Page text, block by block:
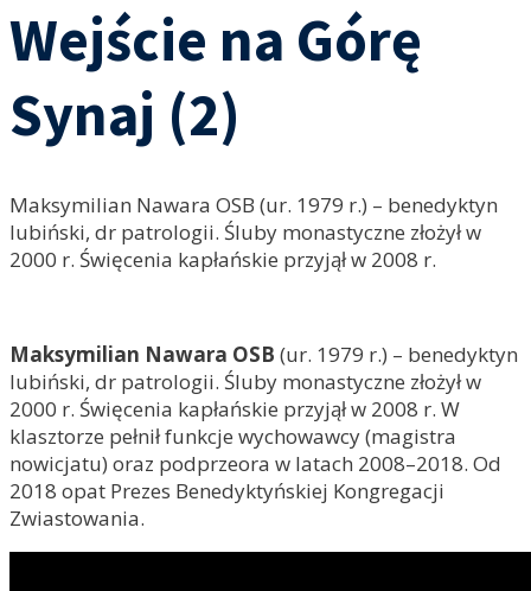
Wejście na Górę
Synaj (2)
Maksymilian Nawara OSB (ur. 1979 r.) – benedyktyn
lubiński, dr patrologii. Śluby monastyczne złożył w
2000 r. Święcenia kapłańskie przyjął w 2008 r.
Maksymilian Nawara OSB (ur. 1979 r.) – benedyktyn
lubiński, dr patrologii. Śluby monastyczne złożył w
2000 r. Święcenia kapłańskie przyjął w 2008 r. W
klasztorze pełnił funkcje wychowawcy (magistra
nowicjatu) oraz podprzeora w latach 2008–2018. Od
2018 opat Prezes Benedyktyńskiej Kongregacji
Zwiastowania.